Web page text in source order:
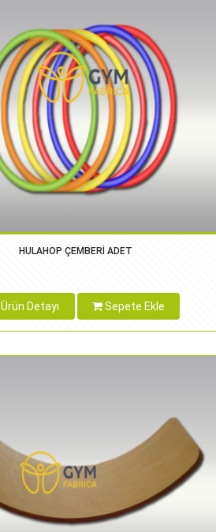
HULAHOP ÇEMBERİ ADET
Ürün Detayı Sepete Ekle